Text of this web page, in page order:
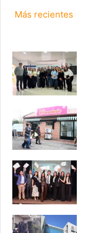
Más recientes